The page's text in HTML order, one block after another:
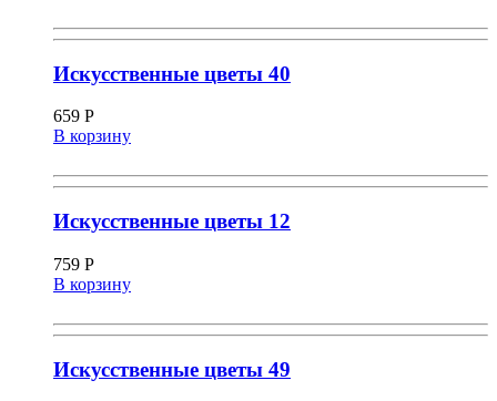
Искусственные цветы 40
659 Р
В корзину
Искусственные цветы 12
759 Р
В корзину
Искусственные цветы 49